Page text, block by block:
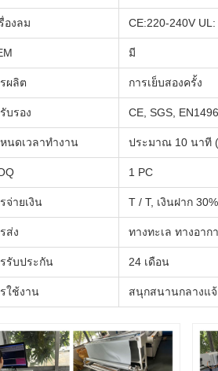
องลม CE:220-240V UL:
มี
ผลิต การเย็บสองครั้ง
บรอง CE, SGS,
นดเวลาทํางาน ประมาณ 10 นาที
1 PC
จ่ายเงิน T / T, เงินฝาก
ส่ง ทางทะเล ทางอา
รับประกัน 24 เดือน
ใช้งาน สนุกสนานกลางแ